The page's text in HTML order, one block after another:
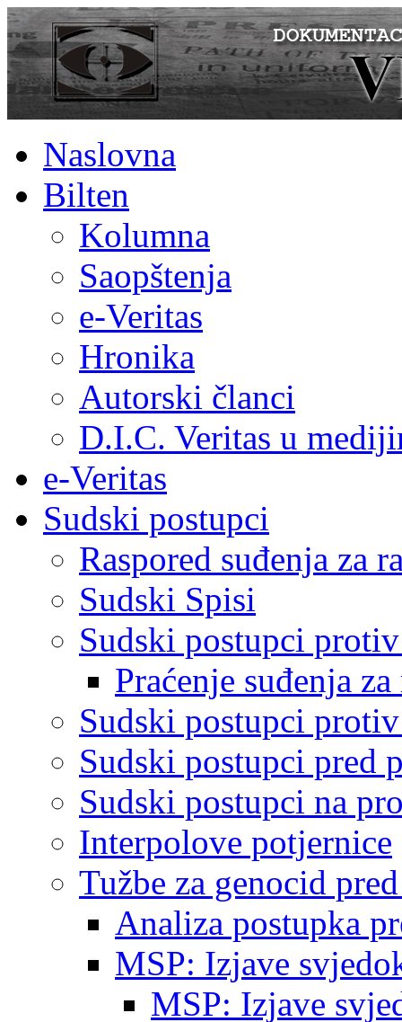
Naslovna
Bilten
Kolumna
Saopštenja
e-Veritas
Hronika
Autorski članci
D.I.C. Veritas u
e-Veritas
Sudski postupci
Raspored suđenja za
Sudski Spisi
Sudski postupci
Praćenje suđenja
Sudski postupci
Sudski postupci pred
Sudski postupci na
Interpolove potjernice
Tužbe za genocid
Analiza postupka
MSP: Izjave
MSP: Izjave